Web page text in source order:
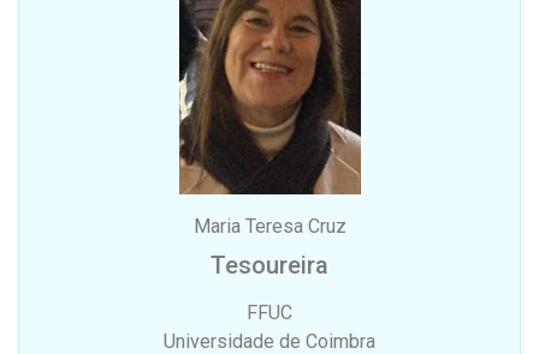
Maria Teresa Cruz
Tesoureira
FFUC
Universidade de Coimbra